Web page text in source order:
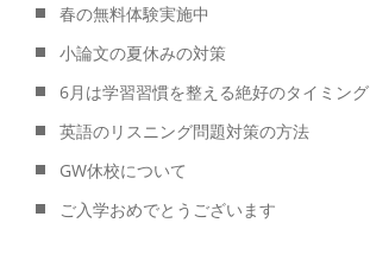
春の無料体験実施中
小論文の夏休みの対策
6月は学習習慣を整える絶好のタイミング
英語のリスニング問題対策の方法
GW休校について
ご入学おめでとうございます